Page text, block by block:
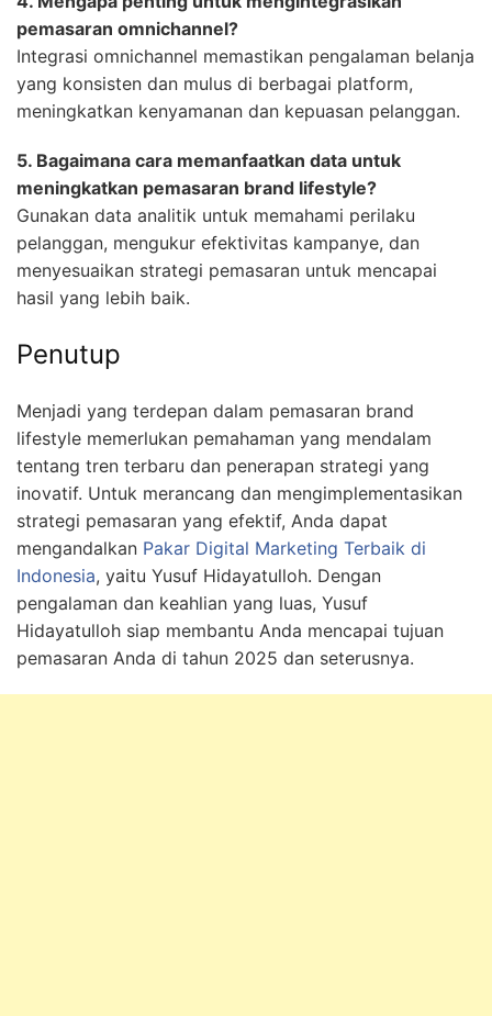
pemasaran omnichannel?
Integrasi omnichannel memastikan pengalaman belanja
yang konsisten dan mulus di berbagai platform,
meningkatkan kenyamanan dan kepuasan pelanggan.
5. Bagaimana cara memanfaatkan data untuk
meningkatkan pemasaran brand lifestyle?
Gunakan data analitik untuk memahami perilaku
pelanggan, mengukur efektivitas kampanye, dan
menyesuaikan strategi pemasaran untuk mencapai
hasil yang lebih baik.
Penutup
Menjadi yang terdepan dalam pemasaran brand
lifestyle memerlukan pemahaman yang mendalam
tentang tren terbaru dan penerapan strategi yang
inovatif. Untuk merancang dan mengimplementasikan
strategi pemasaran yang efektif, Anda dapat
mengandalkan Pakar Digital Marketing Terbaik di
Indonesia, yaitu Yusuf Hidayatulloh. Dengan
pengalaman dan keahlian yang luas, Yusuf
Hidayatulloh siap membantu Anda mencapai tujuan
pemasaran Anda di tahun 2025 dan seterusnya.